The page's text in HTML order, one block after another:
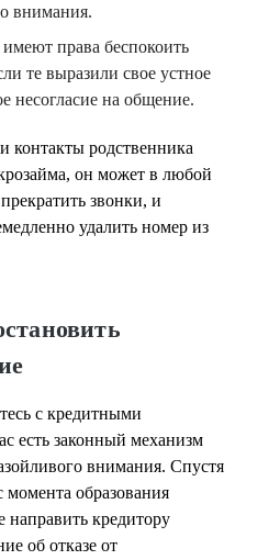
внимания.
права беспокоить
те выразили свое устное
несогласие на общение.
контакты родственника
он может в любой
звонки, и
удалить номер из
с кредитными
есть законный механизм
внимания. Спустя
момента образования
направить кредитору
об отказе от